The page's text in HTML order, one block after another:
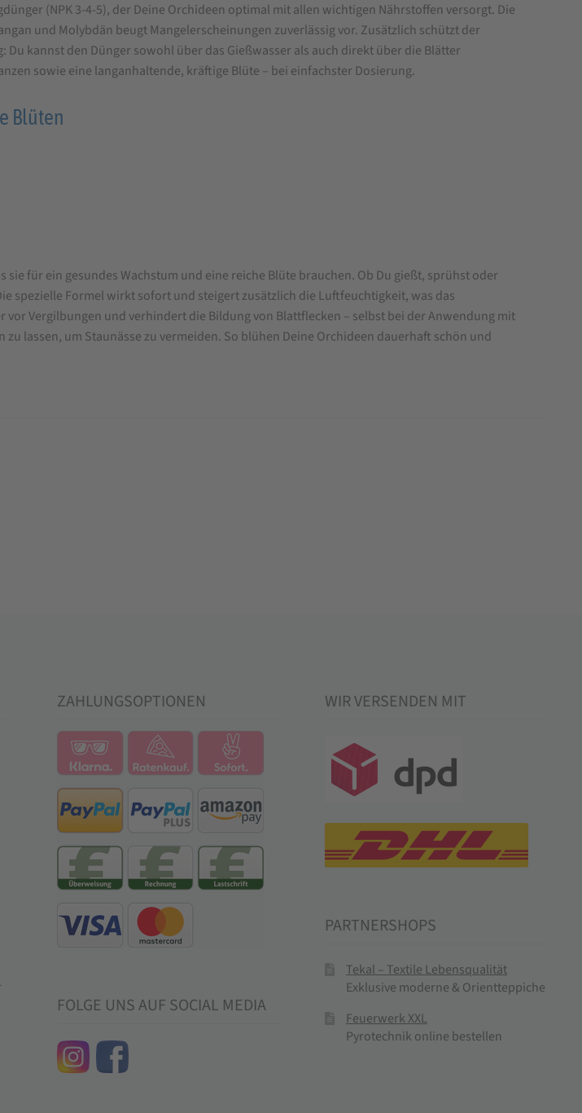
(NPK 3-4-5), der Deine Orchideen optimal mit allen wichtigen Nährstoffen versorgt. Die
und Molybdän beugt Mangelerscheinungen zuverlässig vor. Zusätzlich schützt der
kannst den Dünger sowohl über das Gießwasser als auch direkt über die Blätter
sowie eine langanhaltende, kräftige Blüte – bei einfachster Dosierung.
Blüten
für ein gesundes Wachstum und eine reiche Blüte brauchen. Ob Du gießt, sprühst oder
spezielle Formel wirkt sofort und steigert zusätzlich die Luftfeuchtigkeit, was das
Vergilbungen und verhindert die Bildung von Blattflecken – selbst bei der Anwendung mit
lassen, um Staunässe zu vermeiden. So blühen Deine Orchideen dauerhaft schön und
ZAHLUNGSOPTIONEN
FOLGE UNS AUF SOCIAL MEDIA
WIR VERSENDEN MIT
PARTNERSHOPS
Tekal – Textile Lebensqualität
Exklusive moderne & Orientteppiche
Feuerwerk XXL
Pyrotechnik online bestellen